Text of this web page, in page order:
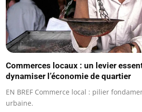
Commerces locaux : un levier
dynamiser l’économie de quartier
EN BREF Commerce local : pilier
urbaine.